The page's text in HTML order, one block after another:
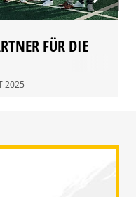
FÜR DIE
2025